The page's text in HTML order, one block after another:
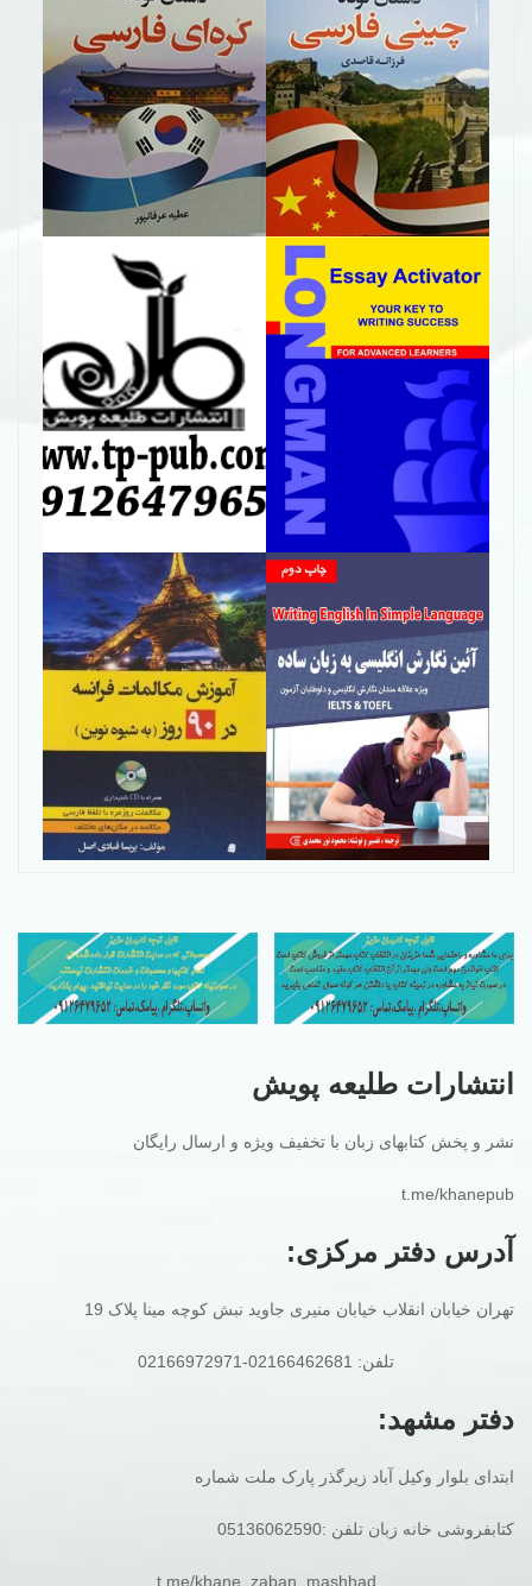
انتشارات طلیعه پویش
نشر و پخش کتابهای زبان با تخفیف ویژه و ارسال رایگان
t.me/khanepub
آدرس دفتر مرکزی:
تهران خیابان انقلاب خیابان منیری جاوید نبش کوچه مینا پلاک 19
تلفن: 02166462681-02166972971
دفتر مشهد:
ابتدای بلوار وکیل آباد زیرگذر پارک ملت شماره
کتابفروشی خانه زبان تلفن :05136062590
t.me/khane_zaban_mashhad